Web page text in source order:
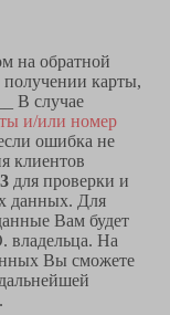
на обратной
карты,
В случае
и/или номер
ошибка не
клиентов
для проверки и
данных. Для
Вам будет
владельца. На
Вы сможете